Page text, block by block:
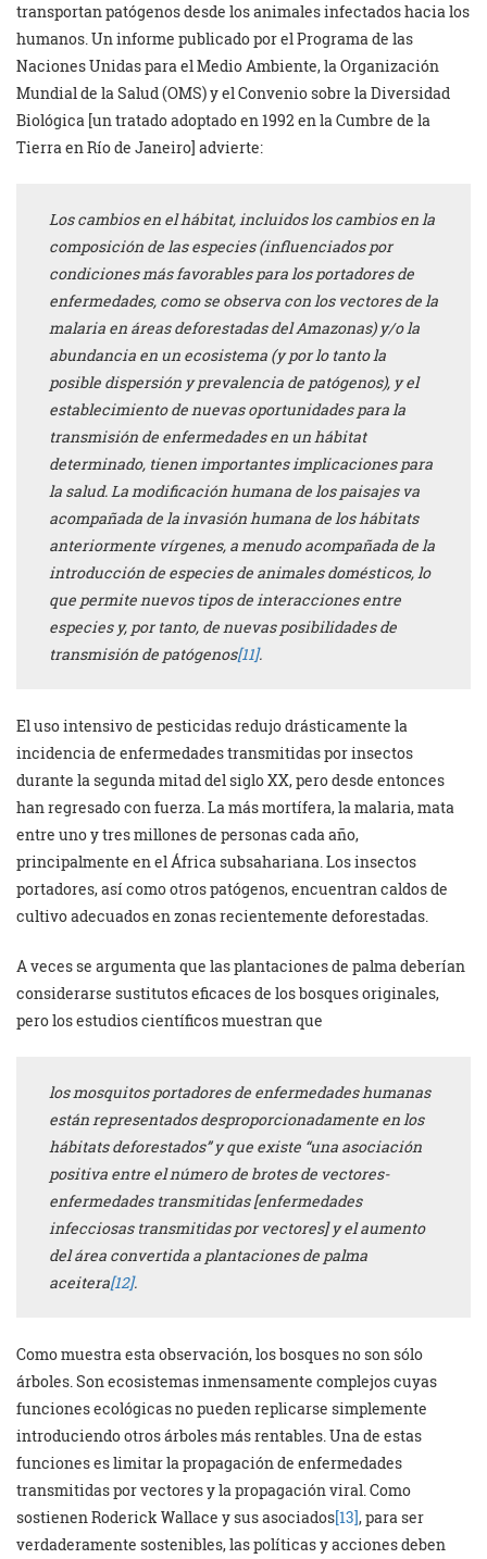
transportan patógenos desde los animales infectados hacia los
humanos. Un informe publicado por el Programa de las
Naciones Unidas para el Medio Ambiente, la Organización
Mundial de la Salud (OMS) y el Convenio sobre la Diversidad
Biológica [un tratado adoptado en 1992 en la Cumbre de la
Tierra en Río de Janeiro] advierte:
Los cambios en el hábitat, incluidos los cambios en la
composición de las especies (influenciados por
condiciones más favorables para los portadores de
enfermedades, como se observa con los vectores de la
malaria en áreas deforestadas del Amazonas) y/o la
abundancia en un ecosistema (y por lo tanto la
posible dispersión y prevalencia de patógenos), y el
establecimiento de nuevas oportunidades para la
transmisión de enfermedades en un hábitat
determinado, tienen importantes implicaciones para
la salud. La modificación humana de los paisajes va
acompañada de la invasión humana de los hábitats
anteriormente vírgenes, a menudo acompañada de la
introducción de especies de animales domésticos, lo
que permite nuevos tipos de interacciones entre
especies y, por tanto, de nuevas posibilidades de
transmisión de patógenos[11].
El uso intensivo de pesticidas redujo drásticamente la
incidencia de enfermedades transmitidas por insectos
durante la segunda mitad del siglo XX, pero desde entonces
han regresado con fuerza. La más mortífera, la malaria, mata
entre uno y tres millones de personas cada año,
principalmente en el África subsahariana. Los insectos
portadores, así como otros patógenos, encuentran caldos de
cultivo adecuados en zonas recientemente deforestadas.
A veces se argumenta que las plantaciones de palma deberían
considerarse sustitutos eficaces de los bosques originales,
pero los estudios científicos muestran que
los mosquitos portadores de enfermedades humanas
están representados desproporcionadamente en los
hábitats deforestados” y que existe “una asociación
positiva entre el número de brotes de vectores-
enfermedades transmitidas [enfermedades
infecciosas transmitidas por vectores] y el aumento
del área convertida a plantaciones de palma
aceitera[12].
Como muestra esta observación, los bosques no son sólo
árboles. Son ecosistemas inmensamente complejos cuyas
funciones ecológicas no pueden replicarse simplemente
introduciendo otros árboles más rentables. Una de estas
funciones es limitar la propagación de enfermedades
transmitidas por vectores y la propagación viral. Como
sostienen Roderick Wallace y sus asociados[13], para ser
verdaderamente sostenibles, las políticas y acciones deben